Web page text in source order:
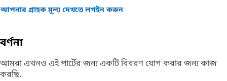
আপনার গ্রাহক মূল্য দেখতে লগইন করুন
বর্ণনা
আমরা এখনও এই পার্টের জন্য একটি বিবরণ যোগ করার জন্য কাজ
করছি.